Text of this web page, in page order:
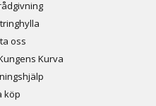
oss
Kurva
köp